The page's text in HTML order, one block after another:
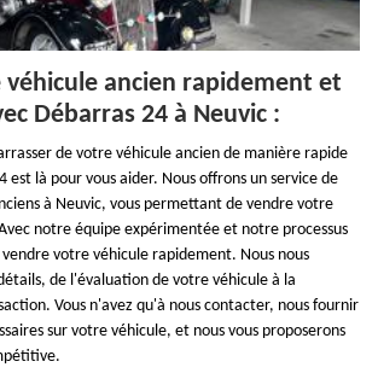
véhicule ancien rapidement et
Débarras 24 à Neuvic :
de votre véhicule ancien de manière rapide
est là pour vous aider. Nous offrons un service de
à Neuvic, vous permettant de vendre votre
notre équipe expérimentée et notre processus
votre véhicule rapidement. Nous nous
de l'évaluation de votre véhicule à la
Vous n'avez qu'à nous contacter, nous fournir
sur votre véhicule, et nous vous proposerons